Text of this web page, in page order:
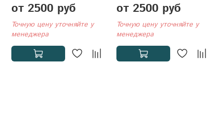
от 2500 руб
Точную цену уточняйте у
менеджера
от 2500 руб
Точную цену уточняйте у
менеджера